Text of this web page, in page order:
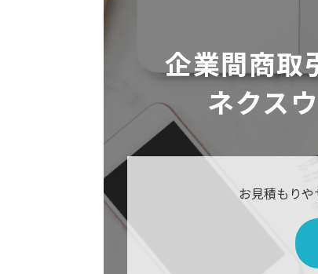
企業間商取
ネクス
お見積もり